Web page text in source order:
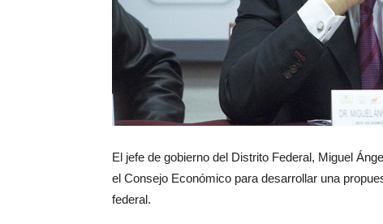
El jefe de gobierno del Distrito Federal, Miguel
el Consejo Económico para desarrollar una
federal.